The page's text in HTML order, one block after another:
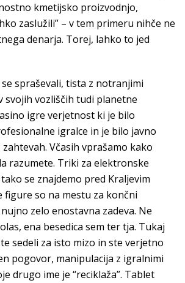
kmetijsko proizvodnjo,
zaslužili” – v tem primeru nihče ne
denarja. Torej, lahko to jed
spraševali, tista z notranjimi
svojih vozliščih tudi planetne
igre verjetnost ki je bilo
igralce in je bilo javno
Včasih vprašamo kako
razumete. Triki za elektronske
se znajdemo pred Kraljevim
figure so na mestu za končni
zelo enostavna zadeva. Ne
ena besedica sem ter tja. Tukaj
sedeli za isto mizo in ste verjetno
pogovor, manipulacija z igralnimi
drugo ime je “reciklaža”. Tablet